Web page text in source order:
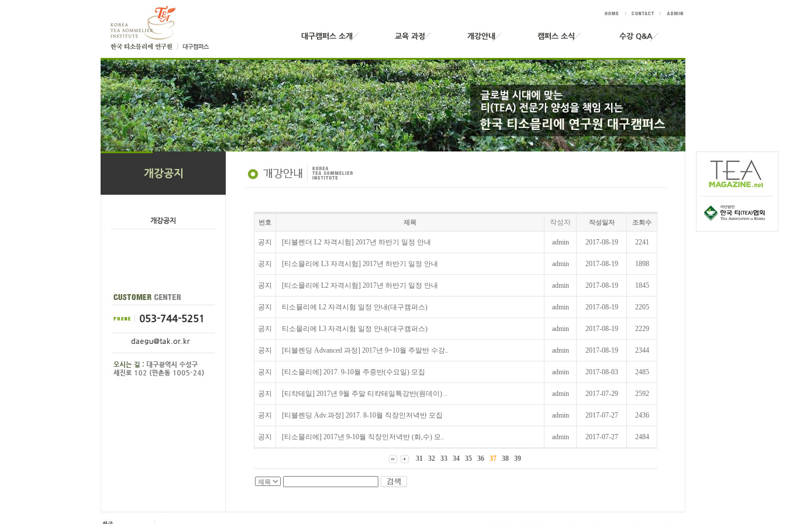
번호 제목 작성자 작성일자 조회수
공지 [티블렌더 L2 자격시험] 2017년 하반기 일정 안내 admin 2017-08-19 2241
공지 [티소믈리에 L3 자격시험] 2017년 하반기 일정 안내 admin 2017-08-19 1898
공지 [티소믈리에 L2 자격시험] 2017년 하반기 일정 안내 admin 2017-08-19 1845
공지 티소믈리에 L2 자격시험 일정 안내(대구캠퍼스) admin 2017-08-19 2205
공지 티소믈리에 L3 자격시험 일정 안내(대구캠퍼스) admin 2017-08-19 2229
공지 [티블렌딩 Advanced 과정] 2017년 9=10월 주말반 수강.. admin 2017-08-19 2344
공지 [티소믈리에] 2017. 9-10월 주중반(수요일) 모집 admin 2017-08-03 2485
공지 [티칵테일] 2017년 9월 주말 티칵테일특강반(원데이) .. admin 2017-07-29 2592
공지 [티블렌딩 Adv.과정] 2017. 8-10월 직장인저녁반 모집 admin 2017-07-27 2436
공지 [티소믈리에] 2017년 9-10월 직장인저녁반 (화,수) 모.. admin 2017-07-27 2484
31 32 33 34 35 36 37 38 39